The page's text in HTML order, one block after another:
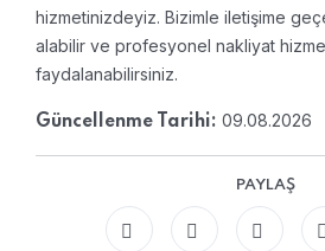
hizmetinizdeyiz. Bizimle iletişime
alabilir ve profesyonel nakliyat
faydalanabilirsiniz.
Güncellenme Tarihi: 09.08.2026
PAYLAŞ